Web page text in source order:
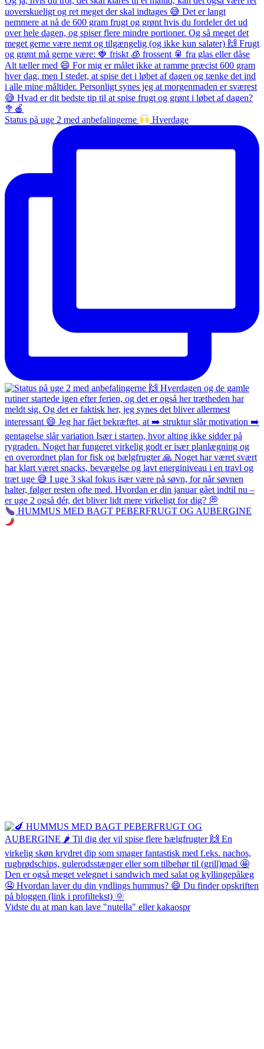
Status på uge 2 med anbefalingerne Hverdage
HUMMUS MED BAGT PEBERFRUGT OG AUBERGINE
Vidste du at man kan lave "nutella" eller kakaospr